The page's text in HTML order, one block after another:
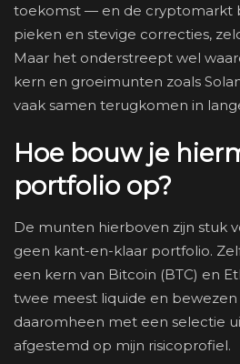
toekomst — en de cryptomarkt
pieken en stevige correcties,
Maar het onderstreept wel
kern en groeimunten zoals
vaak samen terugkomen in
Hoe bouw je
portfolio op?
De munten hierboven zijn stuk
geen kant-en-klaar portfolio.
een kern van Bitcoin (BTC) en
twee meest liquide en
daaromheen met een selectie
afgestemd op mijn risicoprofiel.